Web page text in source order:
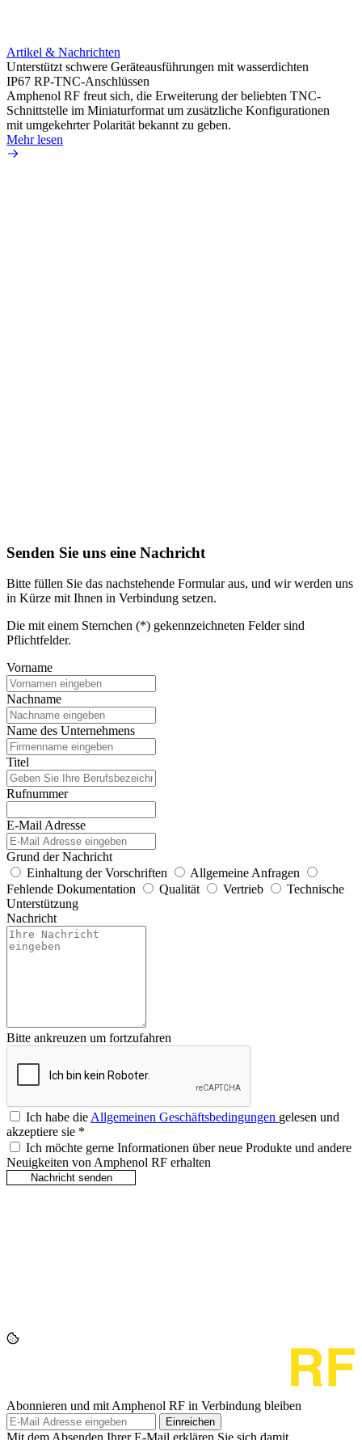
Artikel & Nachrichten
Unterstützt schwere Geräteausführungen mit wasserdichten
IP67 RP-TNC-Anschlüssen
Amphenol RF freut sich, die Erweiterung der beliebten TNC-
Schnittstelle im Miniaturformat um zusätzliche Konfigurationen
mit umgekehrter Polarität bekannt zu geben.
Mehr lesen
Senden Sie uns eine Nachricht
Bitte füllen Sie das nachstehende Formular aus, und wir werden uns
in Kürze mit Ihnen in Verbindung setzen.
Die mit einem Sternchen (*) gekennzeichneten Felder sind
Pflichtfelder.
Vorname
Nachname
Name des Unternehmens
Titel
Rufnummer
E-Mail Adresse
Grund der Nachricht
Einhaltung der Vorschriften
Allgemeine Anfragen
Fehlende Dokumentation
Qualität Vertrieb
Technische
Unterstützung
Nachricht
Bitte ankreuzen um fortzufahren
Ich habe dieAllgemeinen Geschäftsbedingungen gelesen und
akzeptiere sie *
Ich möchte gerne Informationen über neue Produkte und andere
Neuigkeiten von Amphenol RF erhalten
Abonnieren und mit Amphenol RF in Verbindung bleiben
Einreichen